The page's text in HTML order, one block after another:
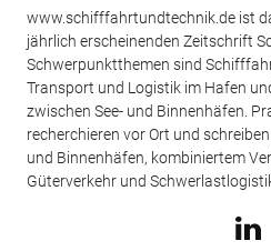
www.schifffahrtundtechnik.de ist
jährlich erscheinenden Zeitschrift
Schwerpunktthemen sind
Transport und Logistik im Hafen
zwischen See- und Binnenhäfen.
recherchieren vor Ort und
und Binnenhäfen, kombiniertem
Güterverkehr und